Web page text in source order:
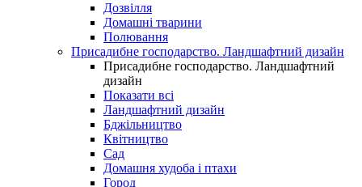
Дозвілля
Домашні тварини
Полювання
Присадибне господарство. Ландшафтний дизайн
Присадибне господарство. Ландшафтний
дизайн
Показати всі
Ландшафтний дизайн
Бджільництво
Квітництво
Сад
Домашня худоба і птахи
Город